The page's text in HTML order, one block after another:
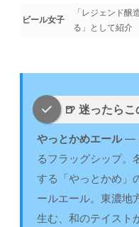
ビール女子
「レジェンド醸
る」として紹介
🍺 迷ったらこ
やっとかめエール―
るフラッグシップ。
する「やっとかめ」
ールエール。東濃地
生む、和のテイスト